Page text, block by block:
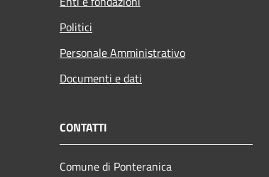
Politici
Personale Amministrativo
Documenti e dati
CONTATTI
Comune di Ponteranica